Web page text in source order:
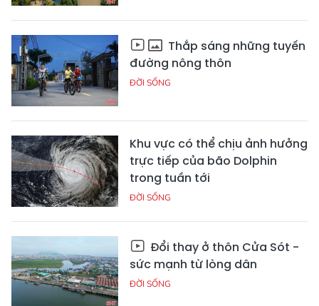
Thắp sáng những tuyến
đường nông thôn
ĐỜI SỐNG
Khu vực có thể chịu ảnh hưởng
trực tiếp của bão Dolphin
trong tuần tới
ĐỜI SỐNG
Đổi thay ở thôn Cửa Sót -
sức mạnh từ lòng dân
ĐỜI SỐNG